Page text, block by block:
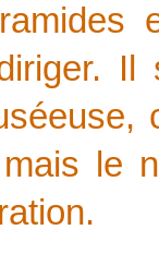
Il
mais le